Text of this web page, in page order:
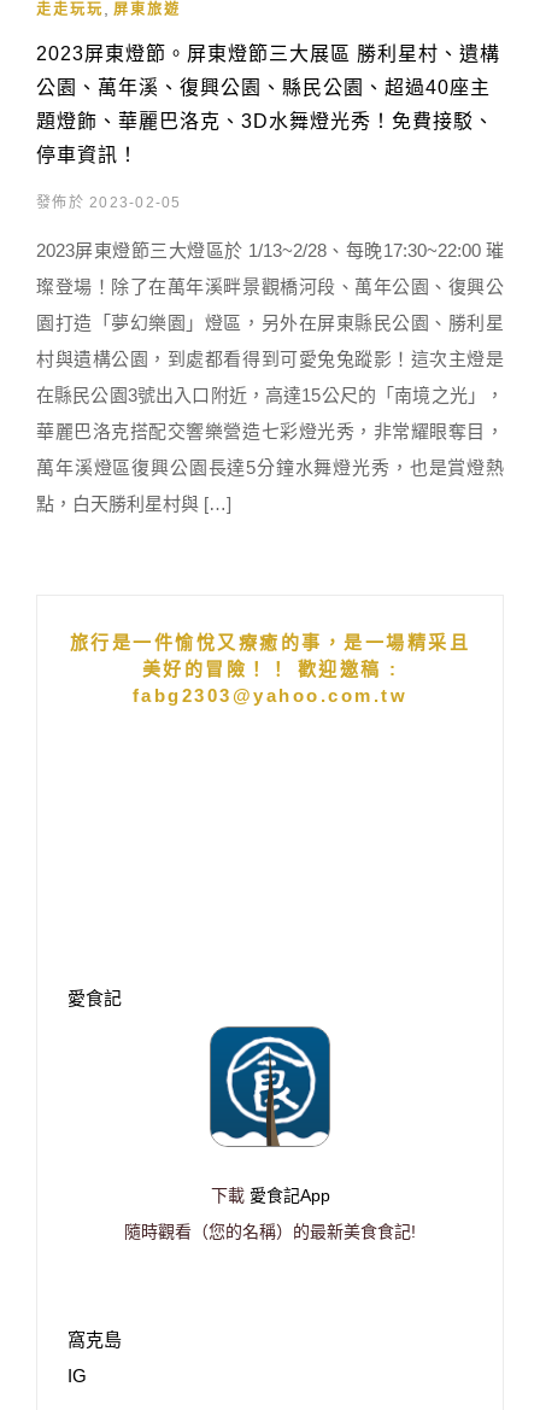
走走玩玩 屏東旅遊
2023屏東燈節。屏東燈節三大展區 勝利星村、遺構
公園、萬年溪、復興公園、縣民公園、超過40座主
題燈飾、華麗巴洛克、3D水舞燈光秀！免費接駁、
停車資訊！
發佈於 2023-02-05
2023屏東燈節三大燈區於 1/13~2/28、每晚17:30~22:00 璀
璨登場！除了在萬年溪畔景觀橋河段、萬年公園、復興公
園打造「夢幻樂園」燈區，另外在屏東縣民公園、勝利星
村與遺構公園，到處都看得到可愛兔兔蹤影！這次主燈是
在縣民公園3號出入口附近，高達15公尺的「南境之光」，
華麗巴洛克搭配交響樂營造七彩燈光秀，非常耀眼奪目，
萬年溪燈區復興公園長達5分鐘水舞燈光秀，也是賞燈熱
點，白天勝利星村與 […]
旅行是一件愉悅又療癒的事，是一場精采且
美好的冒險！！ 歡迎邀稿 :
fabg2303@yahoo.com.tw
愛食記
下載 愛食記App
隨時觀看（您的名稱）的最新美食食記!
窩克島
IG